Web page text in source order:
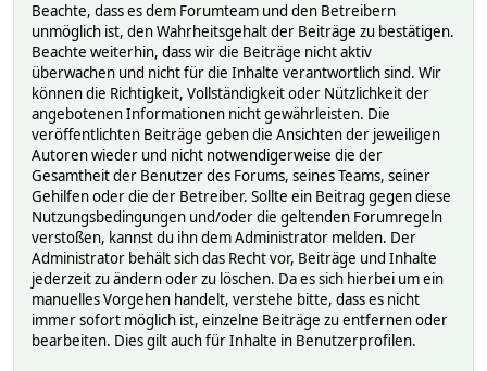
Beachte, dass es dem Forumteam und den Betreibern
unmöglich ist, den Wahrheitsgehalt der Beiträge zu bestätigen.
Beachte weiterhin, dass wir die Beiträge nicht aktiv
überwachen und nicht für die Inhalte verantwortlich sind. Wir
können die Richtigkeit, Vollständigkeit oder Nützlichkeit der
angebotenen Informationen nicht gewährleisten. Die
veröffentlichten Beiträge geben die Ansichten der jeweiligen
Autoren wieder und nicht notwendigerweise die der
Gesamtheit der Benutzer des Forums, seines Teams, seiner
Gehilfen oder die der Betreiber. Sollte ein Beitrag gegen diese
Nutzungsbedingungen und/oder die geltenden Forumregeln
verstoßen, kannst du ihn dem Administrator melden. Der
Administrator behält sich das Recht vor, Beiträge und Inhalte
jederzeit zu ändern oder zu löschen. Da es sich hierbei um ein
manuelles Vorgehen handelt, verstehe bitte, dass es nicht
immer sofort möglich ist, einzelne Beiträge zu entfernen oder
bearbeiten. Dies gilt auch für Inhalte in Benutzerprofilen.